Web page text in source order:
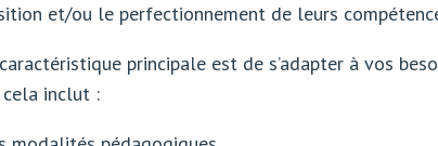
et/ou le perfectionnement de leurs
principale est de s’adapter à vos
inclut :